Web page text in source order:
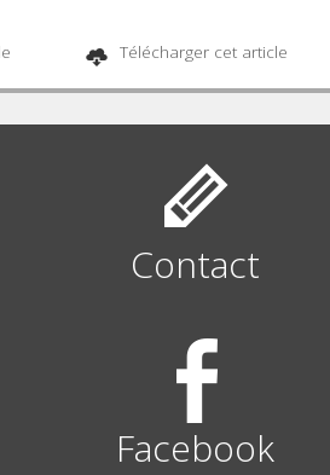
Télécharger cet article
Contact
Facebook